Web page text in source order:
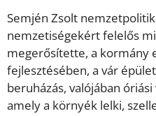
Semjén Zsolt
nemzetiségekért felelős
megerősítette, a kormány
fejlesztésében, a vár
beruházás, valójában
amely a környék lelki,